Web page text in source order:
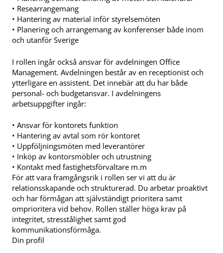
• Researrangemang
• Hantering av material inför styrelsemöten
• Planering och arrangemang av konferenser både inom
och utanför Sverige
I rollen ingår också ansvar för avdelningen Office
Management. Avdelningen består av en receptionist och
ytterligare en assistent. Det innebär att du har både
personal- och budgetansvar. I avdelningens
arbetsuppgifter ingår:
• Ansvar för kontorets funktion
• Hantering av avtal som rör kontoret
• Uppföljningsmöten med leverantörer
• Inköp av kontorsmöbler och utrustning
• Kontakt med fastighetsförvaltare m.m
För att vara framgångsrik i rollen ser vi att du är
relationsskapande och strukturerad. Du arbetar proaktivt
och har förmågan att självständigt prioritera samt
omprioritera vid behov. Rollen ställer höga krav på
integritet, stresstålighet samt god
kommunikationsförmåga.
Din profil